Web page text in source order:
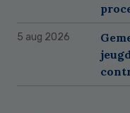
5 aug 2026